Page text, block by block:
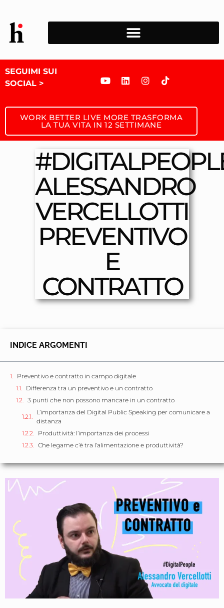
SEGUIMI SUI
SOCIAL >
WORK BETTER LIVE MORE TRASFORMA
LA TUA VITA IN 12 SETTIMANE
ALESSANDRO
VERCELLOTTI
PREVENTIVO
E
CONTRATTO
INDICE ARGOMENTI
Preventivo e contratto in campo digitale
Differenza tra un preventivo e un contratto
3 punti che non possono mancare in un contratto
L’importanza del Digital Public Speaking per comunicare a
distanza
Produttività: l’importanza dei processi
Che legame c’è tra l’alimentazione e produttività?